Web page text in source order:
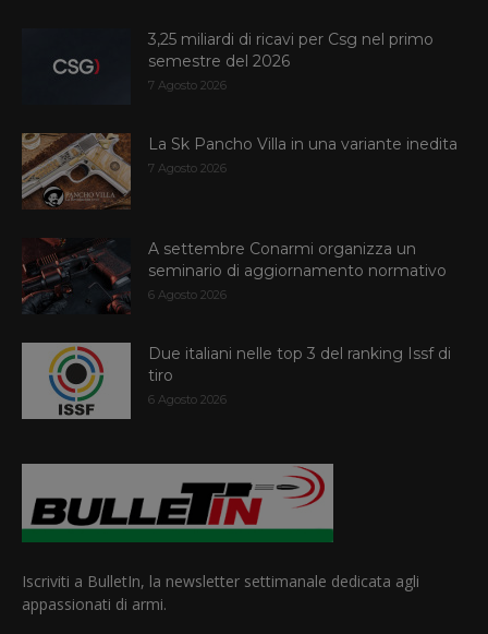
3,25 miliardi di ricavi per Csg nel primo
semestre del 2026
7 Agosto 2026
La Sk Pancho Villa in una variante inedita
7 Agosto 2026
A settembre Conarmi organizza un
seminario di aggiornamento normativo
6 Agosto 2026
Due italiani nelle top 3 del ranking Issf di
tiro
6 Agosto 2026
Iscriviti a BulletIn, la newsletter settimanale dedicata agli
appassionati di armi.